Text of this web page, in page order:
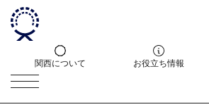
関西について お役立ち情報